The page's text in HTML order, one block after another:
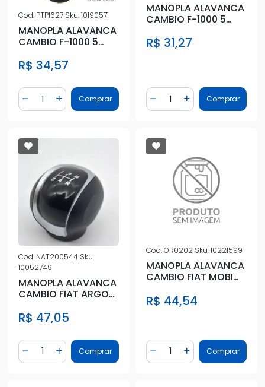
Cod. PTP1627 Sku.10190571
MANOPLA ALAVANCA
CAMBIO F-1000 5
FRENTE
R$ 34,57
Diminuir Quantidade
Quantidade
Adicionar Quantidade
Comprar
MANOPLA ALAVANCA
CAMBIO F-1000 5
TRAS
R$ 31,27
Diminuir Quantidade
Quantidade
AdicionarComprar
Cod. NAT200544 Sku.
10052749
MANOPLA ALAVANCA
CAMBIO FIAT ARGO
CROMADO
R$ 47,05
Diminuir Quantidade
Quantidade
Adicionar Quantidade
Comprar
Cod.OR0202 Sku.10221599
MANOPLA ALAVANCA
CAMBIO FIAT MOBI
R$ 44,54
Diminuir Quantidade
Quantidade
AdicionarComprar